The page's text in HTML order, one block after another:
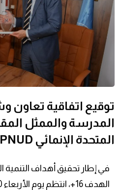
توقيع اتفاقية تعاون
المدرسة والممثل
المتحدة الإنمائي PNUD
في إطار تحقيق أهداف التنمية